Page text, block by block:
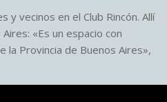
vecinos en el Club Rincón. Allí
«Es un espacio con
la Provincia de Buenos Aires»,